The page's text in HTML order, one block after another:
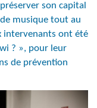
son capital
musique tout au
intervenants ont été
? », pour leur
de prévention